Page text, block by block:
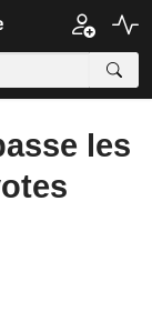
les